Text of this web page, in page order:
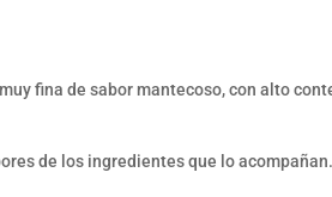
fina de sabor mantecoso, con alto
de los ingredientes que lo acompañan.